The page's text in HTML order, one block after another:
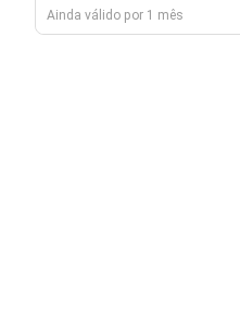
Ainda válido por 1 mês